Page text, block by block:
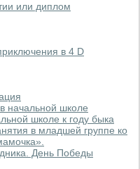
или диплом
в 4 D
начальной школе
школе к году быка
в младшей группе ко
День Победы